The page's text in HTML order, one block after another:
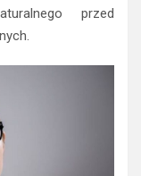
przed